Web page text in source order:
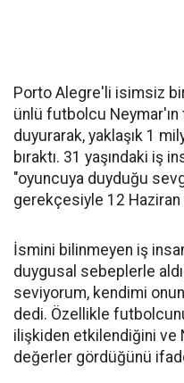
Porto Alegre'li isimsiz bir
ünlü futbolcu Neymar'ın
duyurarak, yaklaşık 1
bıraktı. 31 yaşındaki iş
"oyuncuya duyduğu
gerekçesiyle 12 Haziran
İsmini bilinmeyen iş
duygusal sebeplerle
seviyorum, kendimi
dedi. Özellikle
ilişkiden etkilendiğini ve
değerler gördüğünü